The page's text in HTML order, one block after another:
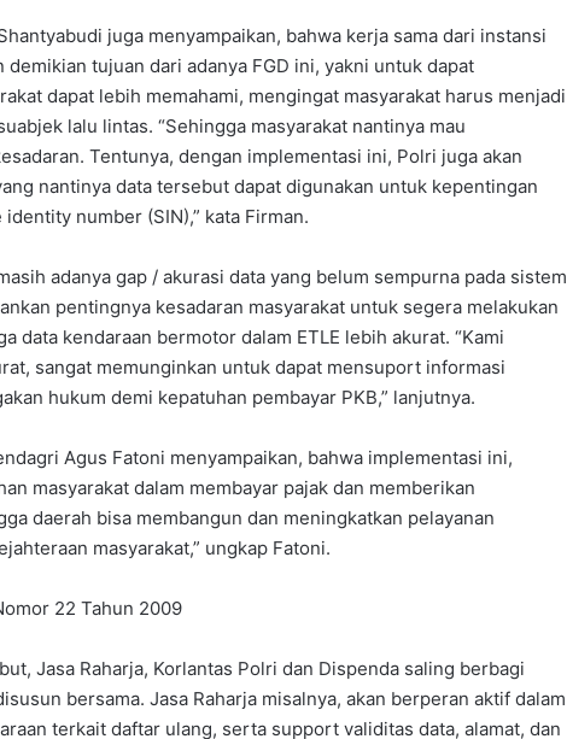
juga menyampaikan, bahwa kerja sama dari instansi
tujuan dari adanya FGD ini, yakni untuk dapat
dapat lebih memahami, mengingat masyarakat harus menjadi
lalu lintas. “Sehingga masyarakat nantinya mau
Tentunya, dengan implementasi ini, Polri juga akan
nantinya data tersebut dapat digunakan untuk kepentingan
number (SIN),” kata Firman.
adanya gap / akurasi data yang belum sempurna pada sistem
pentingnya kesadaran masyarakat untuk segera melakukan
data kendaraan bermotor dalam ETLE lebih akurat. “Kami
sangat memunginkan untuk dapat mensuport informasi
hukum demi kepatuhan pembayar PKB,” lanjutnya.
Agus Fatoni menyampaikan, bahwa implementasi ini,
masyarakat dalam membayar pajak dan memberikan
daerah bisa membangun dan meningkatkan pelayanan
masyarakat,” ungkap Fatoni.
22 Tahun 2009
Jasa Raharja, Korlantas Polri dan Dispenda saling berbagi
bersama. Jasa Raharja misalnya, akan berperan aktif dalam
terkait daftar ulang, serta support validitas data, alamat, dan